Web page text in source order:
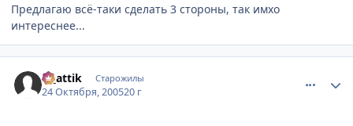
Предлагаю всё-таки сделать 3 стороны, так имхо
интереснее...
vi_attik Старожилы
24 Октября, 200520 г